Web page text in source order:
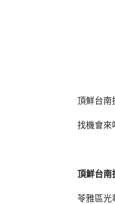
頂鮮台南
找機會來
頂鮮台南
苓雅區光